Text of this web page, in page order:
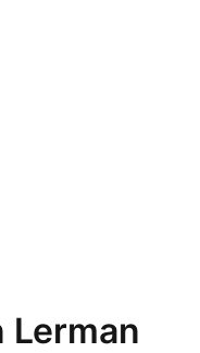
Lerman